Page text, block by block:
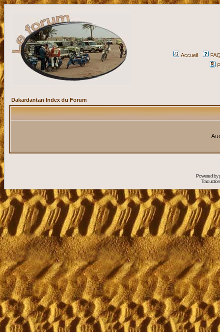
Accueil
Dakardantan Index du Forum
Powered by